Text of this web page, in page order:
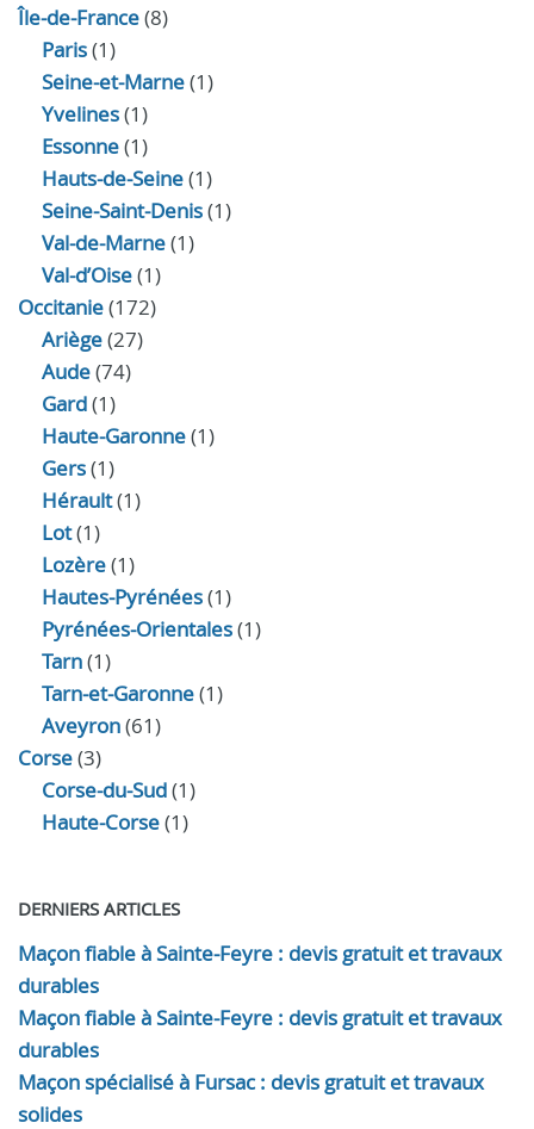
Île-de-France(8)
Paris(1)
Seine-et-Marne(1)
Yvelines(1)
Essonne(1)
Hauts-de-Seine(1)
Seine-Saint-Denis(1)
Val-de-Marne(1)
Val-d’Oise(1)
Occitanie(172)
Ariège(27)
Aude(74)
Gard(1)
Haute-Garonne(1)
Gers(1)
Hérault(1)
Lot(1)
Lozère(1)
Hautes-Pyrénées(1)
Pyrénées-Orientales(1)
Tarn(1)
Tarn-et-Garonne(1)
Aveyron(61)
Corse(3)
Corse-du-Sud(1)
Haute-Corse(1)
DERNIERS ARTICLES
Maçon fiable à Sainte-Feyre : devis gratuit et travaux
durables
Maçon fiable à Sainte-Feyre : devis gratuit et travaux
durables
Maçon spécialisé à Fursac : devis gratuit et travaux
solides